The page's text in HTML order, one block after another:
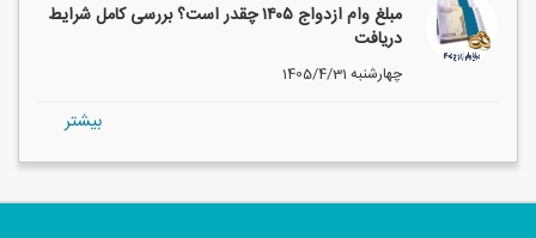
مبلغ وام ازدواج ۱۴۰۵ چقدر است؟ بررسی کامل شرایط
دریافت
1405/4/31 چهارشنبه
بيشتر